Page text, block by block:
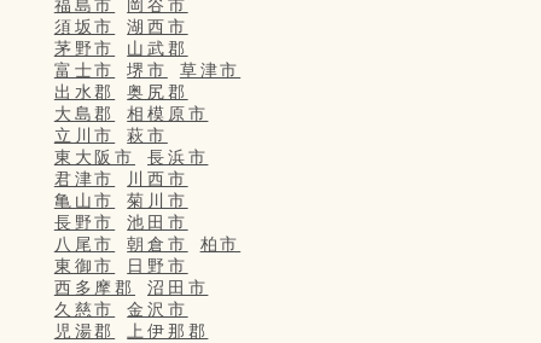
福島市
岡谷市
須坂市
湖西市
茅野市
山武郡
富士市
堺市
草津市
出水郡
奥尻郡
大島郡
相模原市
立川市
萩市
東大阪市
長浜市
君津市
川西市
亀山市
菊川市
長野市
池田市
八尾市
朝倉市
柏市
東御市
日野市
西多摩郡
沼田市
久慈市
金沢市
児湯郡
上伊那郡